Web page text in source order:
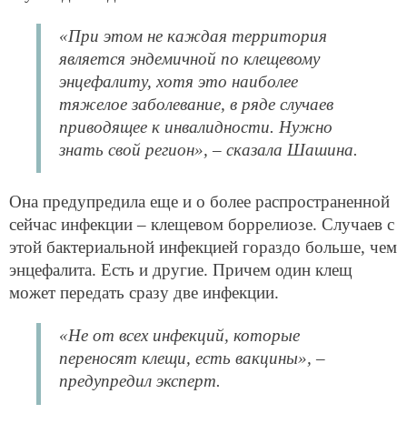
«При этом не каждая территория
является эндемичной по клещевому
энцефалиту, хотя это наиболее
тяжелое заболевание, в ряде случаев
приводящее к инвалидности. Нужно
знать свой регион», – сказала Шашина.
Она предупредила еще и о более распространенной
сейчас инфекции – клещевом боррелиозе. Случаев с
этой бактериальной инфекцией гораздо больше, чем
энцефалита. Есть и другие. Причем один клещ
может передать сразу две инфекции.
«Не от всех инфекций, которые
переносят клещи, есть вакцины», –
предупредил эксперт.